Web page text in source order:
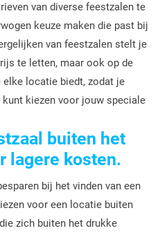
van diverse feestzalen te
keuze maken die past bij
van feestzalen stelt je
te letten, maar ook op de
locatie biedt, zodat je
kiezen voor jouw speciale
buiten het
lagere kosten.
bij het vinden van een
voor een locatie buiten
zich buiten het drukke